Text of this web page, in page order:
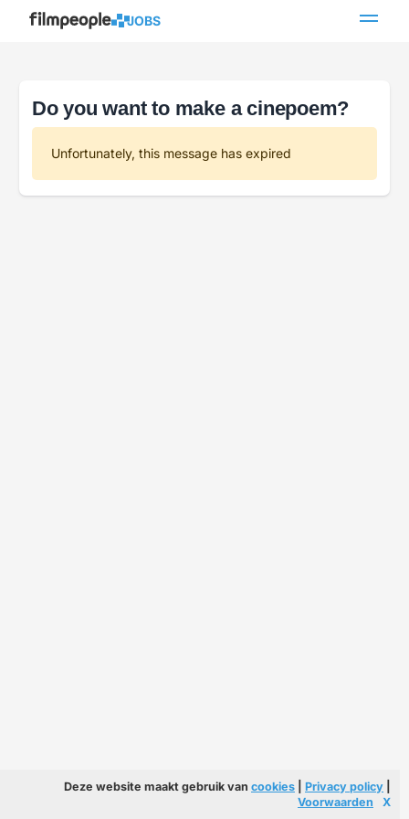
JOBS
Do you want to make a cinepoem?
Unfortunately, this message has expired
Deze website maakt gebruik van cookies Privacy policy
Voorwaarden
X